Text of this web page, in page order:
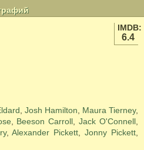
IMDB:
6.4
Josh Hamilton Maura Tierney,
Beeson Carroll ,Jack O'Connell
,Alexander Pickett ,Jonny Pickett